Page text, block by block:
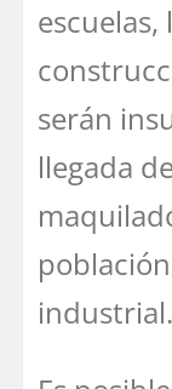
escuelas,
serán
llegada
industrial.